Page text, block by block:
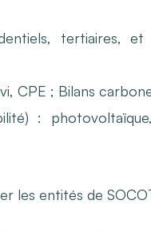
tertiaires,
CPE ; Bilans
:
entités de